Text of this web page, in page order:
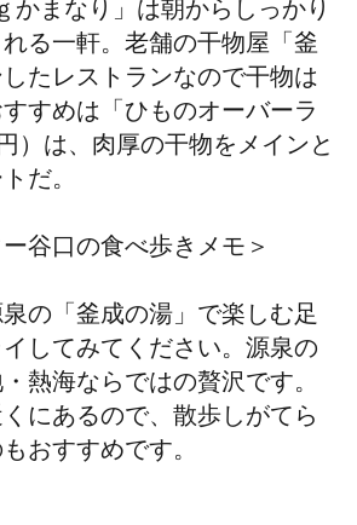
かまなり」は朝からしっかり
る一軒。老舗の干物屋「釜
たレストランなので干物は
すめは「ひものオーバーラ
）は、肉厚の干物をメインと
だ。
谷口の食べ歩きメモ＞
の「釜成の湯」で楽しむ足
してみてください。源泉の
熱海ならではの贅沢です。
にあるので、散歩しがてら
おすすめです。